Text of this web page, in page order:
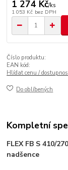
1 274 Kč/ks
1 053 Kč bez DPH
Číslo produktu:
EAN kód:
Hlídat cenu /
Do oblíbených
Kompletní
FLEX FB S 410/
nadšence